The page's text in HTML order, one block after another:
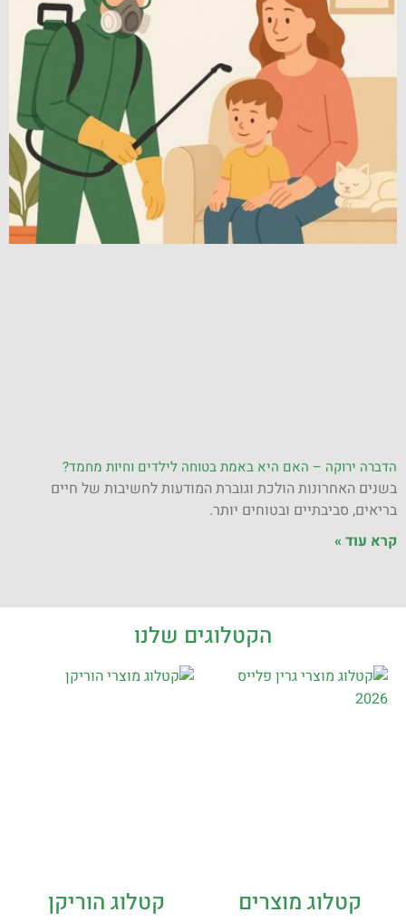
הדברה ירוקה – האם היא באמת בטוחה לילדים וחיות מחמד?
בשנים האחרונות הולכת וגוברת המודעות לחשיבות של חיים
בריאים, סביבתיים ובטוחים יותר.
קרא עוד »
הקטלוגים שלנו
קטלוג מוצרים קטלוג הוריקן